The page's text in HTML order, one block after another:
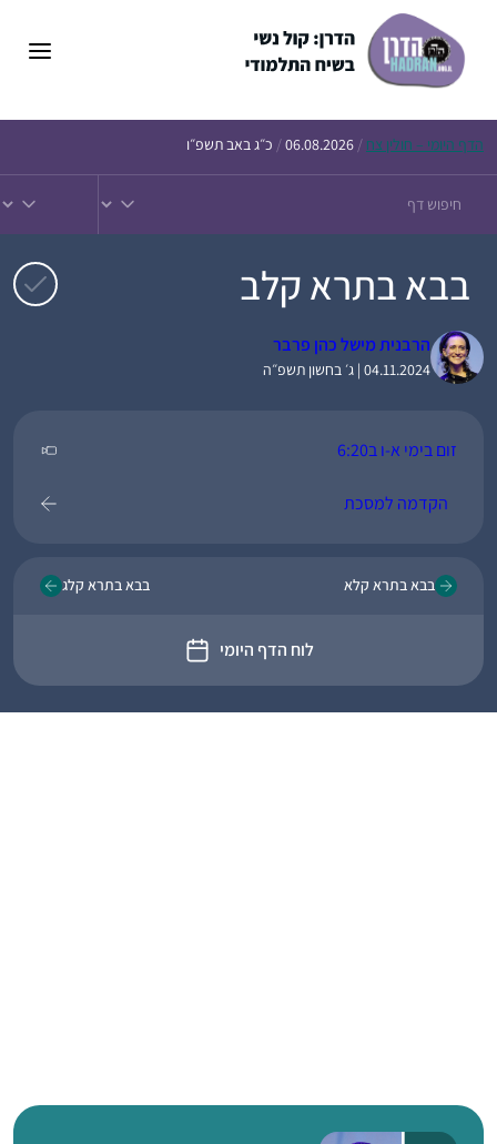
הדף היומי – חולין צח /
06.08.2026
/ כ״ג באב תשפ״ו
בבא בתרא קלב
הרבנית מישל כהן פרבר
04.11.2024 | ג׳ בחשון תשפ״ה
זום בימי א-ו ב6:20
הקדמה למסכת
בבא בתרא קלא
לוח הדף היומי
בבא בתרא קלג